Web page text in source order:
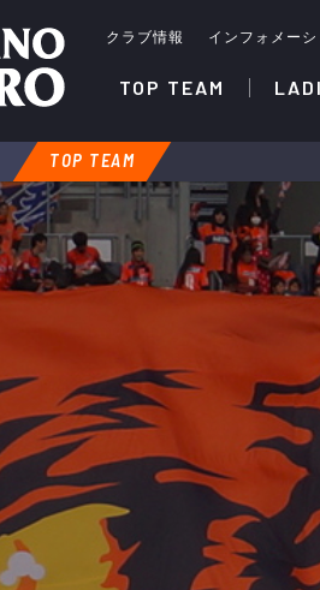
クラブ情報 インフォメーシ
TOP TEAM
TOP TEAM